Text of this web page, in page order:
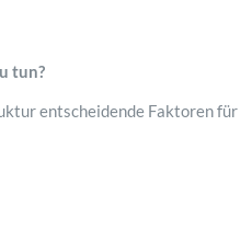
tun?
entscheidende Faktoren für